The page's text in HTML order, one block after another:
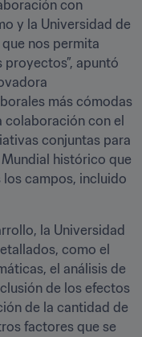
con
y la Universidad de
nos permita
apuntó
más cómodas
con el
conjuntas para
histórico que
campos, incluido
la Universidad
como el
el análisis de
de los efectos
de la cantidad de
factores que se